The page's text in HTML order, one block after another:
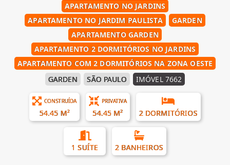
APARTAMENTO NO JARDINS
APARTAMENTO NO JARDIM PAULISTA
GARDEN
APARTAMENTO GARDEN
APARTAMENTO 2 DORMITÓRIOS NO JARDINS
APARTAMENTO COM 2 DORMITÓRIOS NA ZONA OESTE
GARDEN
SÃO PAULO IMÓVEL 7662
CONSTRUÍDA
54.45 M²
PRIVATIVA
54.45 M² 2 DORMITÓRIOS
1 SUÍTE 2 BANHEIROS